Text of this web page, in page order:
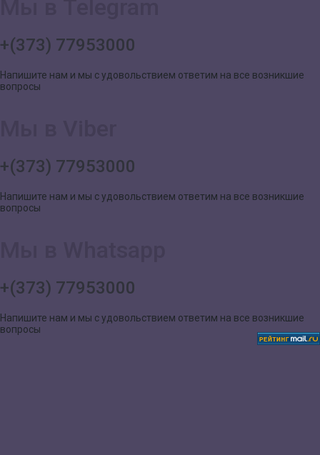
+(373) 77953000
Напишите нам и мы с удовольствием ответим на все возникшие
вопросы
+(373) 77953000
Напишите нам и мы с удовольствием ответим на все возникшие
вопросы
+(373) 77953000
Напишите нам и мы с удовольствием ответим на все возникшие
вопросы